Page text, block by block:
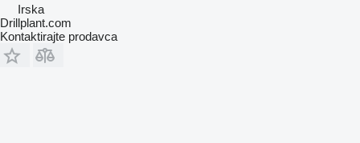
Irska
Drillplant.com
Kontaktirajte prodavca